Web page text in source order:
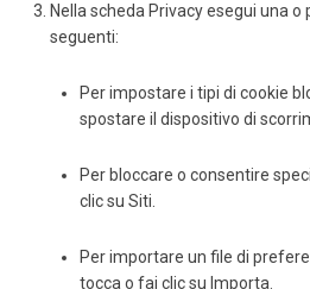
Nella scheda Privacy esegui una o
seguenti:
Per impostare i tipi di cookie
spostare il dispositivo di
Per bloccare o consentire
clic su Siti.
Per importare un file di
tocca o fai clic su Importa.